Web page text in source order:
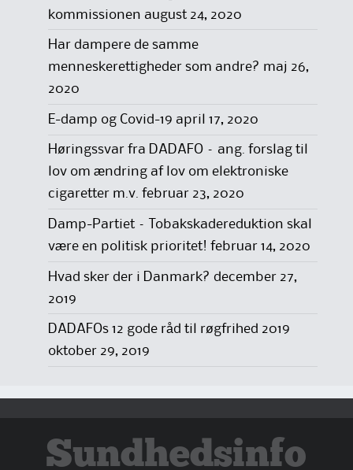
kommissionen august 24, 2020
Har dampere de samme
menneskerettigheder som andre? maj 26,
2020
E-damp og Covid-19 april 17, 2020
Høringssvar fra DADAFO – ang. forslag til
lov om ændring af lov om elektroniske
cigaretter m.v. februar 23, 2020
Damp-Partiet – Tobakskadereduktion skal
være en politisk prioritet! februar 14, 2020
Hvad sker der i Danmark? december 27,
2019
DADAFOs 12 gode råd til røgfrihed 2019
oktober 29, 2019
Sundhedsinfo